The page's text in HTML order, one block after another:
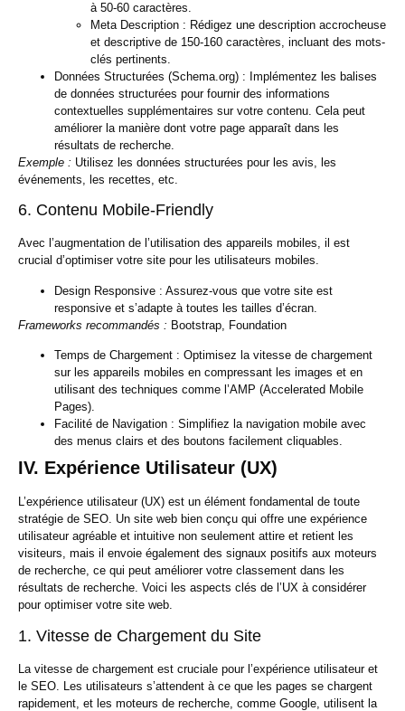
à 50-60 caractères.
Meta Description : Rédigez une description accrocheuse
et descriptive de 150-160 caractères, incluant des mots-
clés pertinents.
Données Structurées (Schema.org) : Implémentez les balises
de données structurées pour fournir des informations
contextuelles supplémentaires sur votre contenu. Cela peut
améliorer la manière dont votre page apparaît dans les
résultats de recherche.
Exemple : Utilisez les données structurées pour les avis, les
événements, les recettes, etc.
6. Contenu Mobile-Friendly
Avec l’augmentation de l’utilisation des appareils mobiles, il est
crucial d’optimiser votre site pour les utilisateurs mobiles.
Design Responsive : Assurez-vous que votre site est
responsive et s’adapte à toutes les tailles d’écran.
Frameworks recommandés : Bootstrap, Foundation
Temps de Chargement : Optimisez la vitesse de chargement
sur les appareils mobiles en compressant les images et en
utilisant des techniques comme l’AMP (Accelerated Mobile
Pages).
Facilité de Navigation : Simplifiez la navigation mobile avec
des menus clairs et des boutons facilement cliquables.
IV. Expérience Utilisateur (UX)
L’expérience utilisateur (UX) est un élément fondamental de toute
stratégie de SEO. Un site web bien conçu qui offre une expérience
utilisateur agréable et intuitive non seulement attire et retient les
visiteurs, mais il envoie également des signaux positifs aux moteurs
de recherche, ce qui peut améliorer votre classement dans les
résultats de recherche. Voici les aspects clés de l’UX à considérer
pour optimiser votre site web.
1. Vitesse de Chargement du Site
La vitesse de chargement est cruciale pour l’expérience utilisateur et
le SEO. Les utilisateurs s’attendent à ce que les pages se chargent
rapidement, et les moteurs de recherche, comme Google, utilisent la